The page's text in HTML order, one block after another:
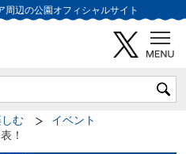
周辺の公園オフィシャルサイト
む
イベント
！